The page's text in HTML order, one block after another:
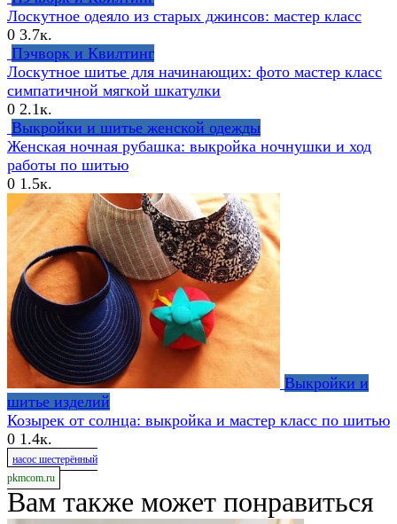
Лоскутное одеяло из старых джинсов: мастер класс
0 3.7к.
Пэчворк и Квилтинг
Лоскутное шитье для начинающих: фото мастер класс
симпатичной мягкой шкатулки
0 2.1к.
Выкройки и шитье женской одежды
Женская ночная рубашка: выкройка ночнушки и ход
работы по шитью
0 1.5к.
Выкройки и
шитье изделий
Козырек от солнца: выкройка и мастер класс по шитью
0 1.4к.
насос шестерённый
pkmcom.ru
Вам также может понравиться